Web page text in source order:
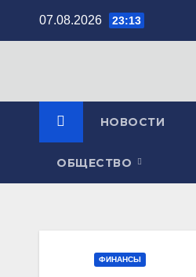
07.08.2026 23:13
НОВОСТИ
ОБЩЕСТВО
ФИНАНСЫ